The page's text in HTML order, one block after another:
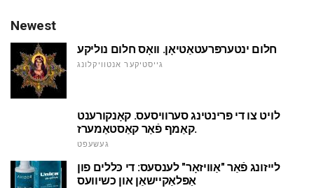
Newest
חלום ינטערפּרעטאַטיאָן. וואָס חלום נוליקע
גייסטיקער אנטוויקלונג
לויט צו די פּרינטינג סערוויסעס. קאָנקורענט
קאַמף פֿאַר קאַסטאַמערז.
געשעפט
לייזונג פֿאַר "אַוויזאָר" לענסעס: די כּללים פון
אַפּלאַקיישאַן און כשיוועס